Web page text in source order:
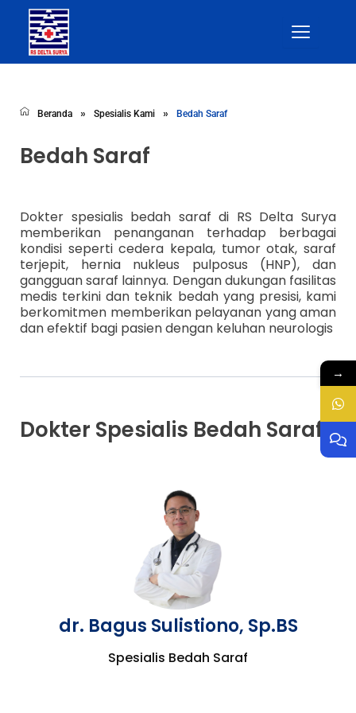
content
Beranda » Spesialis Kami » Bedah Saraf
Bedah Saraf
Dokter spesialis bedah saraf di RS Delta Surya
memberikan penanganan terhadap berbagai
kondisi seperti cedera kepala, tumor otak, saraf
terjepit, hernia nukleus pulposus (HNP), dan
gangguan saraf lainnya. Dengan dukungan fasilitas
medis terkini dan teknik bedah yang presisi, kami
berkomitmen memberikan pelayanan yang aman
dan efektif bagi pasien dengan keluhan neurologis
Dokter Spesialis Bedah Saraf
dr. Bagus Sulistiono, Sp.BS
Spesialis Bedah Saraf
→